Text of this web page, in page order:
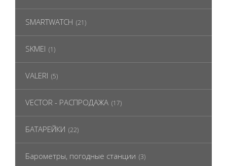
SMARTWATCH (21)
SKMEI (1)
VALERI (5)
VECTOR - РАСПРОДАЖА (17)
БАТАРЕЙКИ (22)
Барометры, погодные станции (3)